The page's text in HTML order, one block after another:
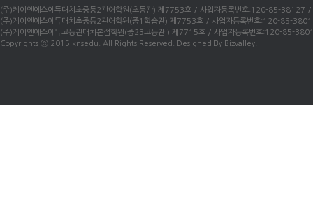
(주)케이엔에스에듀대치초중등2관어학원(초등관) 제7753호 / 사업자등록번호:120-85-
(주)케이엔에스에듀대치초중등2관어학원(중1학습관) 제7753호 / 사업자등록번호:120-85-
(주)케이엔에스에듀고등관대치본점학원(중23고등관 ) 제7715호 / 사업자등록번호:120-
Copyrights ⓒ 2015 knsedu. All Rights Reserved. Designed By Bizvalley.